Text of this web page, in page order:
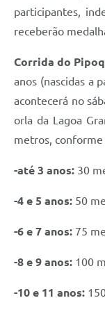
participantes,
receberão
Corrida do
anos (nascidas a
acontecerá no
orla da Lagoa
metros, conforme
-até 3 anos: 30
-4 e 5 anos: 50
-6 e 7 anos: 75
-8 e 9 anos: 100
-10 e 11 anos: